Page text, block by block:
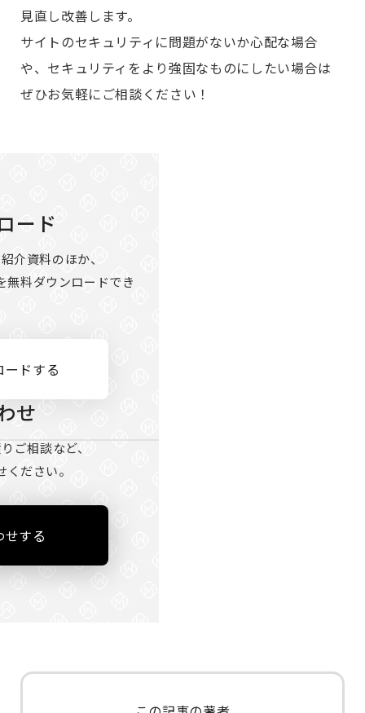
見直し改善します。
サイトのセキュリティに問題がないか心配な場合
や、セキュリティをより強固なものにしたい場合は
ぜひお気軽にご相談ください！
ード
介資料のほか、
無料ダウンロードでき
ドする
せ
ご相談など、
ださい。
せする